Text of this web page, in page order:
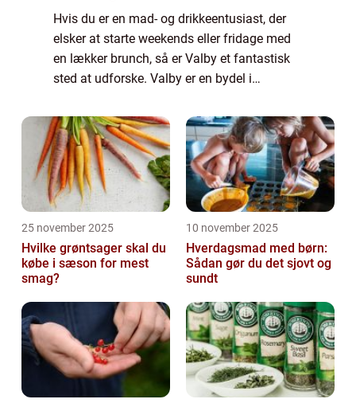
Hvis du er en mad- og drikkeentusiast, der
elsker at starte weekends eller fridage med
en lækker brunch, så er Valby et fantastisk
sted at udforske. Valby er en bydel i
kendt for sin hyggelige atmosfære og en
bre...
25 november 2025
Hvilke grøntsager skal du
købe i sæson for mest
smag?
10 november 2025
Hverdagsmad med børn:
Sådan gør du det sjovt og
sundt